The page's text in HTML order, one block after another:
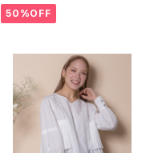
50%OFF